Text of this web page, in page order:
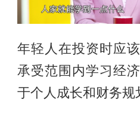
年轻人在投资时应
承受范围内学习经
于个人成长和财务规